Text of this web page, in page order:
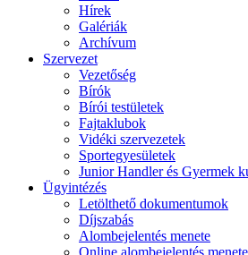
Hírek
Galériák
Archívum
Szervezet
Vezetőség
Bírók
Bírói testületek
Fajtaklubok
Vidéki szervezetek
Sportegyesületek
Junior Handler és Gyermek
Ügyintézés
Letölthető dokumentumok
Díjszabás
Alombejelentés menete
Online alombejelentés menete